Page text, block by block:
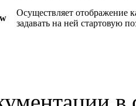
Осуществляет отображение
задавать на ней стартовую